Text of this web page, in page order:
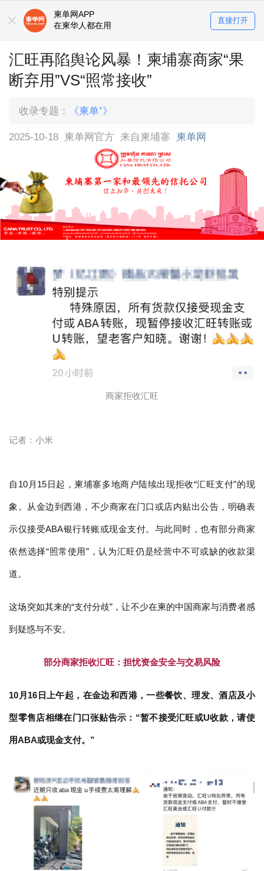
柬单网APP
在柬华人都在用
直接打开
汇旺再陷舆论风暴！柬埔寨商家“果
断弃用”VS“照常接收”
收录专题： 《柬单⁺》
2025-10-18 柬单网官方 来自柬埔寨 柬单网
商家拒收汇旺
记者：小米
自10月15日起，柬埔寨多地商户陆续出现拒收“汇旺支付”的现
象。从金边到西港，不少商家在门口或店内贴出公告，明确表
示仅接受ABA银行转账或现金支付。与此同时，也有部分商家
依然选择“照常使用”，认为汇旺仍是经营中不可或缺的收款渠
道。
这场突如其来的“支付分歧”，让不少在柬的中国商家与消费者感
到疑惑与不安。
部分商家拒收汇旺：担忧资金安全与交易风险
10月16日上午起，在金边和西港，一些餐饮、理发、酒店及小
型零售店相继在门口张贴告示：“暂不接受汇旺或U收款，请使
用ABA或现金支付。”